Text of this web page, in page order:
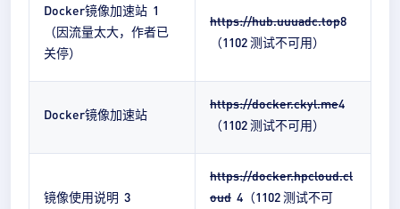
Docker镜像加速站 1
（因流量太大，作者已
关停）
https://hub.uuuadc.top8
（1102 测试不可用）
Docker镜像加速站
https://docker.ckyl.me4
（1102 测试不可用）
镜像使用说明 3
https://docker.hpcloud.cl
oud 4（1102 测试不可